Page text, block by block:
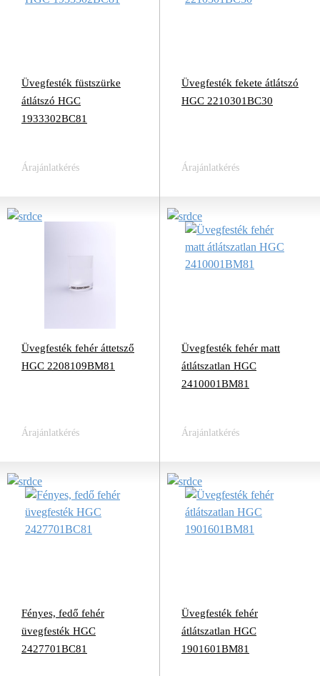
Üvegfesték füstszürke
átlátszó HGC
1933302BC81
Árajánlatkérés
Üvegfesték fekete átlátszó
HGC 2210301BC30
Árajánlatkérés
Üvegfesték fehér áttetsző
HGC 2208109BM81
Árajánlatkérés
Üvegfesték fehér matt
átlátszatlan HGC
2410001BM81
Árajánlatkérés
Fényes, fedő fehér
üvegfesték HGC
2427701BC81
Üvegfesték fehér
átlátszatlan HGC
1901601BM81